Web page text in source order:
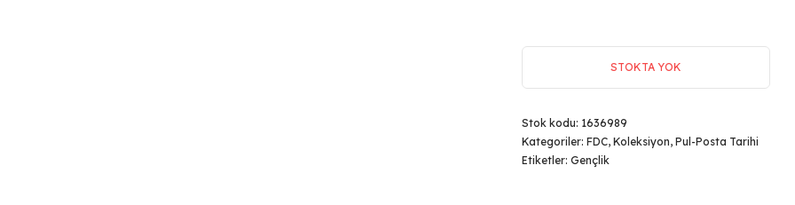
STOKTA YOK
Stok kodu: 1636989
Kategoriler: FDC, Koleksiyon, Pul-Posta Tarihi
Etiketler: Gençlik